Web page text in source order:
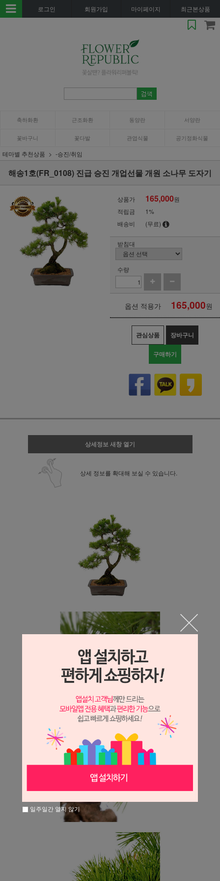
로그인 회원가입 마이페이지 최근본상품
축하화환 근조화환 동양란 서양란
꽃바구니 꽃다발 관엽식물 공기정화식물
테마별 추천상품 -승진/취임
해송1호(FR_0108) 진급 승진 개업선물 개원 소나무 도자기
상품가 165,000원
적립금
1%
배송비
(무료)
받침대
수량
옵션 적용가 165,000원
관심상품 장바구니
구매하기
상세정보 새창 열기
상세 정보를 확대해 보실 수 있습니다.
일주일간 열지 않기